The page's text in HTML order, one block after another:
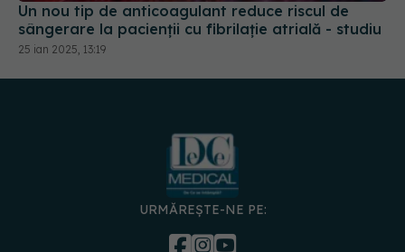
Un nou tip de anticoagulant reduce riscul de
sângerare la pacienții cu fibrilație atrială - studiu
25 ian 2025, 13:19
URMĂREȘTE-NE PE: